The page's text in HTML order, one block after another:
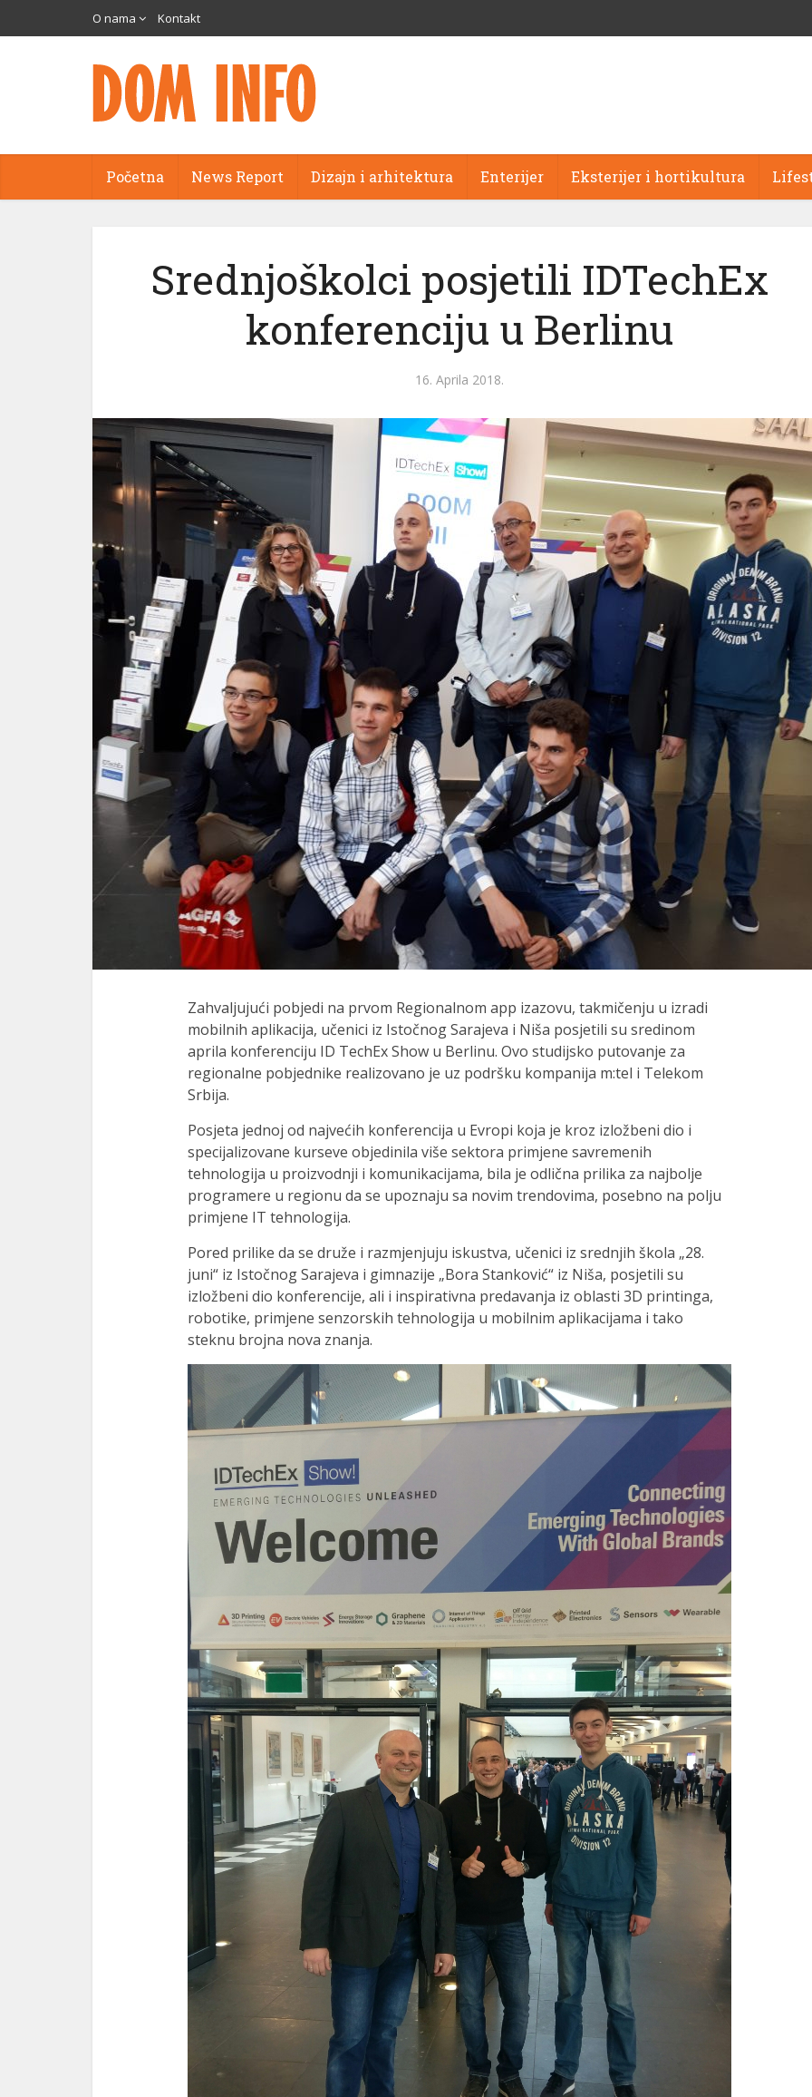
O nama Kontakt
Početna News Report Dizajn i arhitektura Enterijer Eksterijer i hortikultura
Srednjoškolci posjetili IDTechEx
konferenciju u Berlinu
16. Aprila 2018.
Zahvaljujući pobjedi na prvom Regionalnom app izazovu, takmičenju u izradi
mobilnih aplikacija, učenici iz Istočnog Sarajeva i Niša posjetili su sredinom
aprila konferenciju ID TechEx Show u Berlinu. Ovo studijsko putovanje za
regionalne pobjednike realizovano je uz podršku kompanija m:tel i Telekom
Srbija.
Posjeta jednoj od najvećih konferencija u Evropi koja je kroz izložbeni dio i
specijalizovane kurseve objedinila više sektora primjene savremenih
tehnologija u proizvodnji i komunikacijama, bila je odlična prilika za najbolje
programere u regionu da se upoznaju sa novim trendovima, posebno na polju
primjene IT tehnologija.
Pored prilike da se druže i razmjenjuju iskustva, učenici iz srednjih škola „28.
juni“ iz Istočnog Sarajeva i gimnazije „Bora Stanković“ iz Niša, posjetili su
izložbeni dio konferencije, ali i inspirativna predavanja iz oblasti 3D printinga,
robotike, primjene senzorskih tehnologija u mobilnim aplikacijama i tako
steknu brojna nova znanja.